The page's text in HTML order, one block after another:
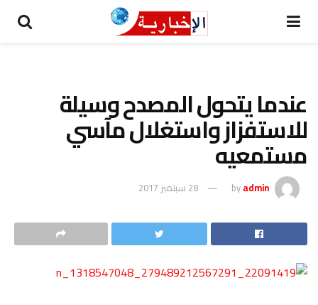
عندما يتحول المصدح وسيلة
للاستفزاز واستغلال مآسي
مستمعيه
byadmin 28 سبتمبر 2017